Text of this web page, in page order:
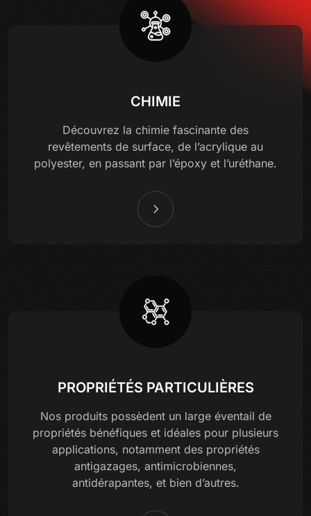
CHIMIE
Découvrez la chimie fascinante des
revêtements de surface, de l’acrylique au
polyester, en passant par l’époxy et l’uréthane.
PROPRIÉTÉS PARTICULIÈRES
Nos produits possèdent un large éventail de
propriétés bénéfiques et idéales pour plusieurs
applications, notamment des propriétés
antigazages, antimicrobiennes,
antidérapantes, et bien d’autres.